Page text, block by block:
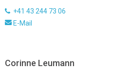
+41 43 244 73 06
E-Mail
Corinne Leumann